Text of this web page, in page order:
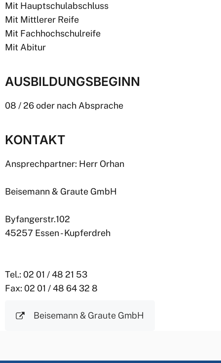
Mit Hauptschulabschluss
Mit Mittlerer Reife
Mit Fachhochschulreife
Mit Abitur
AUSBILDUNGSBEGINN
08 / 26 oder nach Absprache
KONTAKT
Ansprechpartner: Herr Orhan
Beisemann & Graute GmbH
Byfangerstr.102
45257 Essen - Kupferdreh
Tel.: 02 01 / 48 21 53
Fax: 02 01 / 48 64 32 8
Beisemann & Graute GmbH